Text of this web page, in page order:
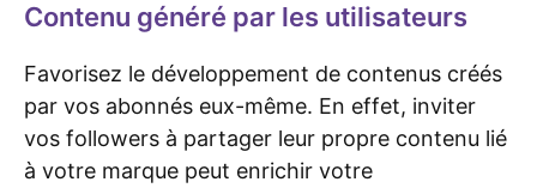
Contenu généré par les utilisateurs
Favorisez le développement de contenus créés
par vos abonnés eux-même. En effet, inviter
vos followers à partager leur propre contenu lié
à votre marque peut enrichir votre